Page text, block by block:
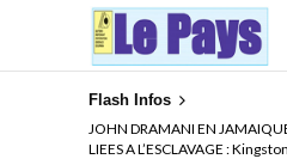
Flash Infos
JOHN DRAMANI EN
LIEES A L’ESCLAVAGE :
ELECTION DE TALON A LA
Quand Patrice quitte le